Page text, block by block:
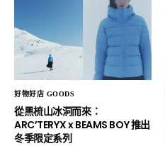
好物好店 GOODS
從黑梳山冰洞而來：
ARC’TERYX x BEAMS BOY 推出
冬季限定系列